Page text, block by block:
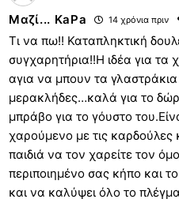
Μαζί... KaPa 14 χρόνια πριν
Τι να πω!! Καταπληκτική
συγχαρητήρια!!Η ιδέα για τα
αγια να μπουν τα
μερακλήδες…καλά για το
μπράβο για το γόυστο
χαρούμενο με τις
παιδιά να τον χαρείτε τον
περιποιημένο σας κήπο και
και να καλύψει όλο το